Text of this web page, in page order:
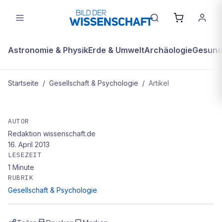
Astronomie & PhysikErde & UmweltArchäologie
Startseite / Gesellschaft & Psychologie / Artikel
„Die Wertschöpfung in der Industrie
ist unser Glück"
AUTOR
Redaktion wissenschaft.de
16. April 2013
LESEZEIT
1 Minute
RUBRIK
Gesellschaft & Psychologie